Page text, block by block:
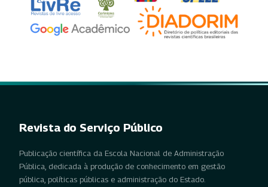
Revista do Serviço Público
Publicação científica da Escola Nacional de Administração
Pública, dedicada à produção de conhecimento em gestão
pública, políticas públicas e administração do Estado.